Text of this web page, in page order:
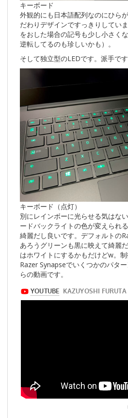
キーボード
外観的にも日本語配列なのにひら
だわりデザインですっきりしてい
をおした場合の記号も少し小さく
逆転してるのも珍しいかも）。
そして独立型のLEDです。派手です
キーボード（点灯）
別にレインボーに光らせる気はな
ードバックライトの色が変えられ
綺麗だし良いです。デフォルトの
あろうグリーンも黒に映えて綺麗
はホワイトにするかもだけどw。
Razer Synapseでいくつかのパタ
らの動画です。